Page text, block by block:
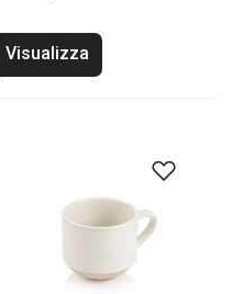
Visualizza